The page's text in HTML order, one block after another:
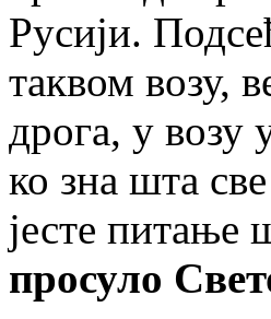
Русији.
таквом возу,
дрога, у возу
ко зна шта
јесте питање
просуло